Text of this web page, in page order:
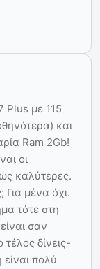
Plus με 115
και
Ram 2Gb!
οι
καλύτερες.
μένα όχι.
τότε στη
σαν
δίνεις-
πολύ